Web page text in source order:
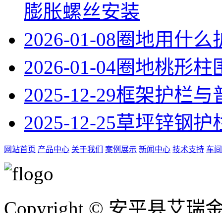
膨胀螺丝安装
2026-01-08圈地用什么
2026-01-04圈地桃形柱
2025-12-29框架护栏与
2025-12-25草坪锌钢护
网站首页 产品中心 关于我们 案例展示 新闻中心 技术支持 车
Copyright © 安平县艾瑞